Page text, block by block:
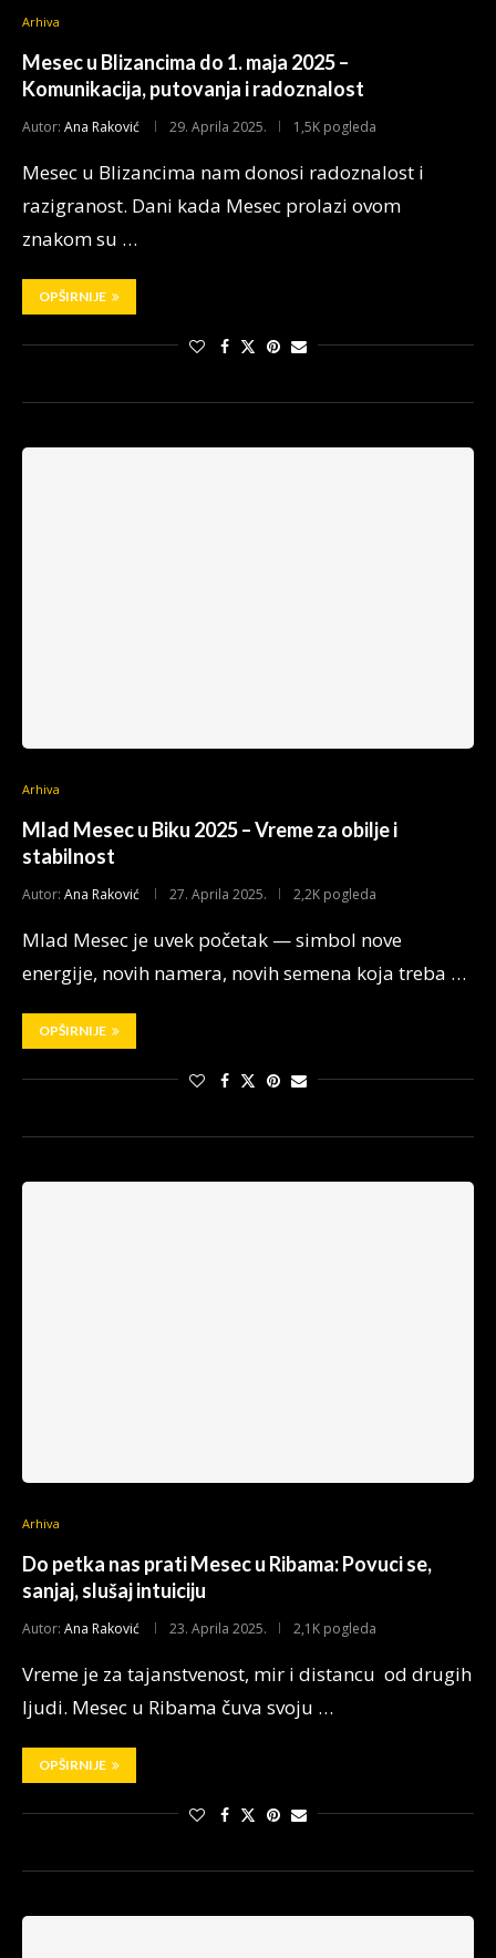
Arhiva
Mesec u Blizancima do 1. maja 2025 –
Komunikacija, putovanja i radoznalost
Autor: Ana Raković 29. Aprila 2025. 1,5K pogleda
Mesec u Blizancima nam donosi radoznalost i
razigranost. Dani kada Mesec prolazi ovom
znakom su …
OPŠIRNIJE
Arhiva
Mlad Mesec u Biku 2025 – Vreme za obilje i
stabilnost
Autor: Ana Raković 27. Aprila 2025. 2,2K pogleda
Mlad Mesec je uvek početak — simbol nove
energije, novih namera, novih semena koja treba …
OPŠIRNIJE
Arhiva
Do petka nas prati Mesec u Ribama: Povuci se,
sanjaj, slušaj intuiciju
Autor: Ana Raković 23. Aprila 2025. 2,1K pogleda
Vreme je za tajanstvenost, mir i distancu od drugih
ljudi. Mesec u Ribama čuva svoju …
OPŠIRNIJE